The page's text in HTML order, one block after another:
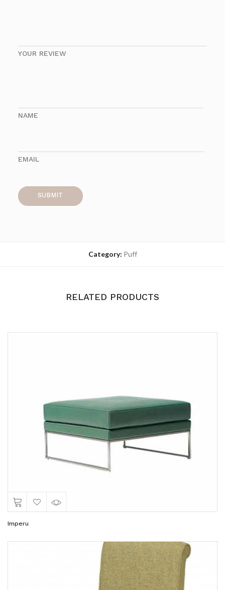
YOUR REVIEW
NAME
EMAIL
Category: Puff
RELATED PRODUCTS
Imperu